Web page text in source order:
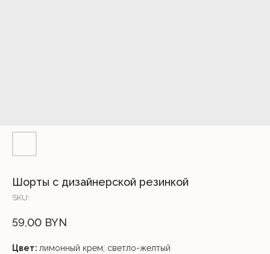
Шорты с дизайнерской резинкой
SKU:
59,00 BYN
Цвет: лимонный крем; светло-желтый